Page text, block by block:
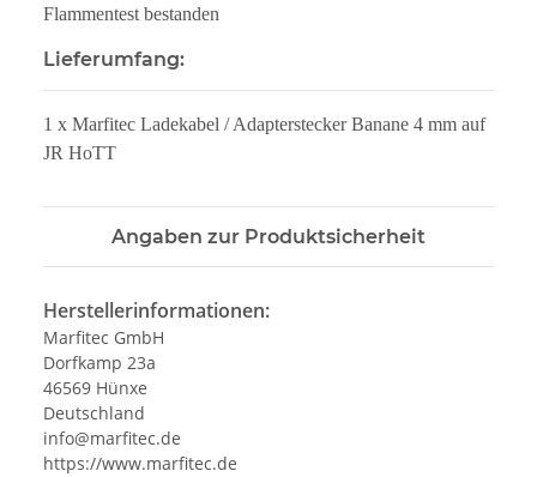
Flammentest bestanden
Lieferumfang:
1 x Marfitec Ladekabel / Adapterstecker Banane 4 mm auf
JR HoTT
Angaben zur Produktsicherheit
Herstellerinformationen:
Marfitec GmbH
Dorfkamp 23a
46569 Hünxe
Deutschland
info@marfitec.de
https://www.marfitec.de